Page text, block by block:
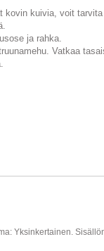
kuivia, voit
ja rahka.
Vatkaa
Yksinkertainen.